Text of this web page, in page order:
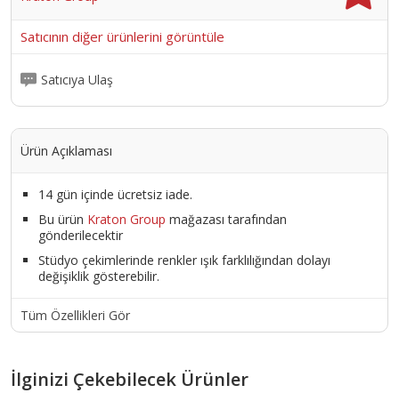
Satıcının diğer ürünlerini görüntüle
Satıcıya Ulaş
Ürün Açıklaması
14 gün içinde ücretsiz iade.
Bu ürün Kraton Group mağazası tarafından
gönderilecektir
Stüdyo çekimlerinde renkler ışık farklılığından dolayı
değişiklik gösterebilir.
Tüm Özellikleri Gör
İlginizi Çekebilecek Ürünler